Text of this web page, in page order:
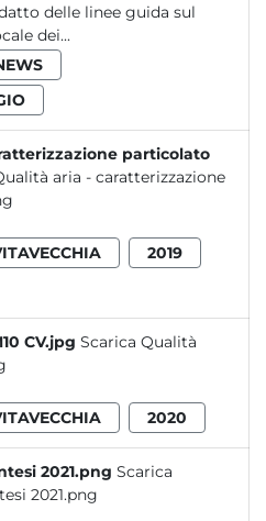
delle linee guida sul
dei...
particolato
aria - caratterizzazione
2019
CV.jpg Scarica Qualità
2020
2021.png Scarica
2021.png